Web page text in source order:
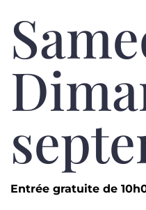
Entrée gratuite de